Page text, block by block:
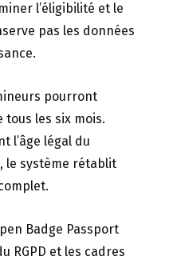
l’éligibilité et le
pas les données
pourront
tous les six mois.
l’âge légal du
le système rétablit
Badge Passport
RGPD et les cadres